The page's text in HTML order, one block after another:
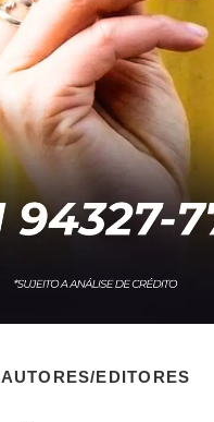
AUTORES/EDITORES